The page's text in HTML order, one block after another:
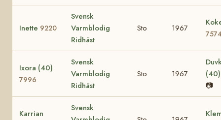
Inette 9220
Svensk
Varmblodig
Ridhäst
Sto 1967
Ixora (40)
7996
Svensk
Varmblodig
Ridhäst
Sto 1967
📷
Karrian
Svensk